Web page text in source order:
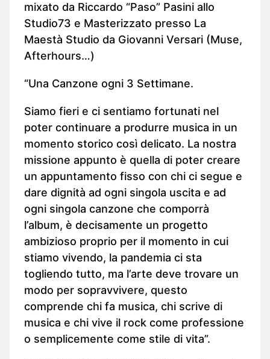
mixato da Riccardo “Paso” Pasini allo
Studio73 e Masterizzato presso La
Maestà Studio da Giovanni Versari (Muse,
Afterhours…)
“Una Canzone ogni 3 Settimane.
Siamo fieri e ci sentiamo fortunati nel
poter continuare a produrre musica in un
momento storico così delicato. La nostra
missione appunto è quella di poter creare
un appuntamento fisso con chi ci segue e
dare dignità ad ogni singola uscita e ad
ogni singola canzone che comporrà
l’album, è decisamente un progetto
ambizioso proprio per il momento in cui
stiamo vivendo, la pandemia ci sta
togliendo tutto, ma l’arte deve trovare un
modo per sopravvivere, questo
comprende chi fa musica, chi scrive di
musica e chi vive il rock come professione
o semplicemente come stile di vita”.